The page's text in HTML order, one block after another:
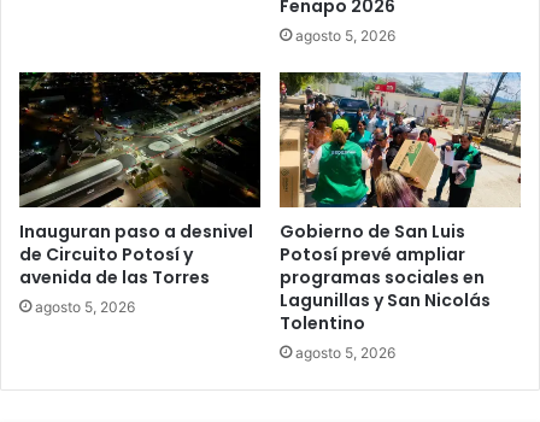
Fenapo 2026
agosto 5, 2026
Inauguran paso a desnivel
de Circuito Potosí y
avenida de las Torres
agosto 5, 2026
Gobierno de San Luis
Potosí prevé ampliar
programas sociales en
Lagunillas y San Nicolás
Tolentino
agosto 5, 2026